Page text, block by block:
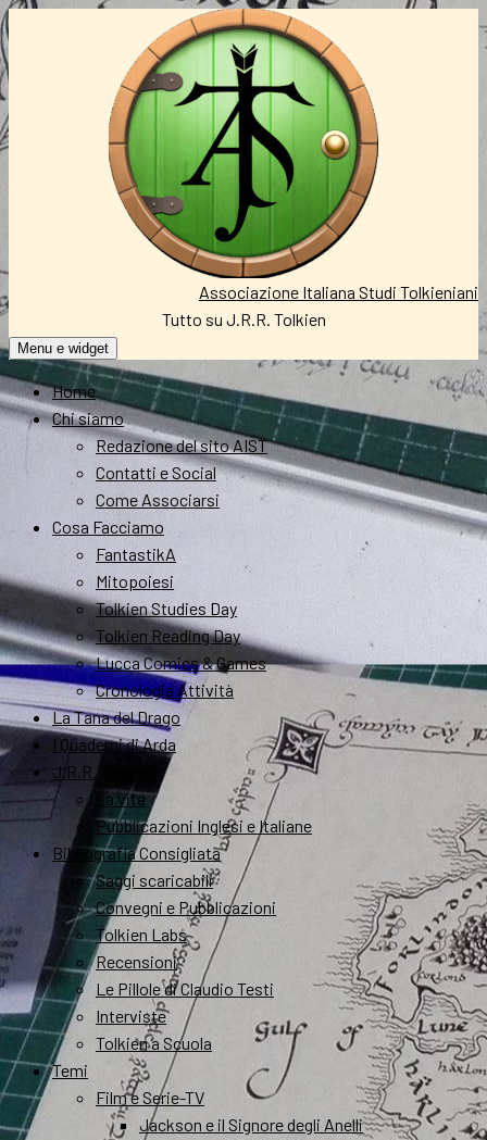
Vai
al
contenuto
Associazione Italiana Studi Tolkieniani
Tutto su J.R.R. Tolkien
Menu e widget
Home
Chi siamo
Redazione del sito AIST
Contatti e Social
Come Associarsi
Cosa Facciamo
FantastikA
Mitopoiesi
Tolkien Studies Day
Tolkien Reading Day
Lucca Comics & Games
Cronologia Attività
La Tana del Drago
I Quaderni di Arda
J.R.R. Tolkien
La vita
Pubblicazioni Inglesi e Italiane
Bibliografia Consigliata
Saggi scaricabili
Convegni e Pubblicazioni
Tolkien Labs
Recensioni
Le Pillole di Claudio Testi
Interviste
Tolkien a Scuola
Temi
Film e Serie-TV
Jackson e il Signore degli Anelli